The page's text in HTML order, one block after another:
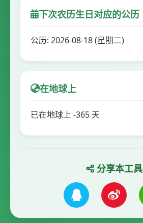
下次农历生日对应的公历
公历: 2026-08-18 (星期二)
在地球上
已在地球上 -365 天
分享本工具